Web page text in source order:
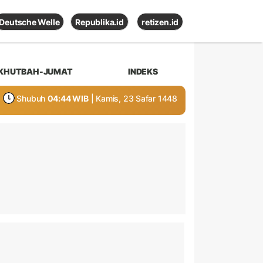
Deutsche Welle Republika.id retizen.id
JUMAT INDEKS
Shubuh 04:44 WIB | Kamis, 23 Safar 1448